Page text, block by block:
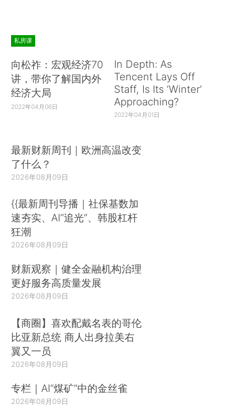
私房课
向松祚：宏观经济70
讲，带你了解国内外
经济大局
2022年04月06日
In Depth: As
Tencent Lays Off
Staff, Is Its ‘Winter’
Approaching?
2022年04月01日
最新财新周刊｜欧洲高温改变
了什么？
2026年08月09日
{{最新周刊导播｜社保基数加
速夯实、AI“追光”、韩股杠杆
狂潮
2026年08月09日
财新观察｜健全金融机构治理
更好服务高质量发展
2026年08月09日
【商圈】喜欢配戴名表的哥伦
比亚新总统 商人出身拉美右
翼又一员
2026年08月09日
专栏｜AI“煤矿”中的金丝雀
2026年08月09日